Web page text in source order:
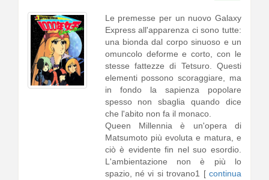
Le premesse per un nuovo Galaxy
Express all'apparenza ci sono tutte:
una bionda dal corpo sinuoso e un
omuncolo deforme e corto, con le
stesse fattezze di Tetsuro. Questi
elementi possono scoraggiare, ma
in fondo la sapienza popolare
spesso non sbaglia quando dice
che l'abito non fa il monaco.
Queen Millennia è un'opera di
Matsumoto più evoluta e matura, e
ciò è evidente fin nel suo esordio.
L'ambientazione non è più lo
spazio, né vi si trovano1 [ continua